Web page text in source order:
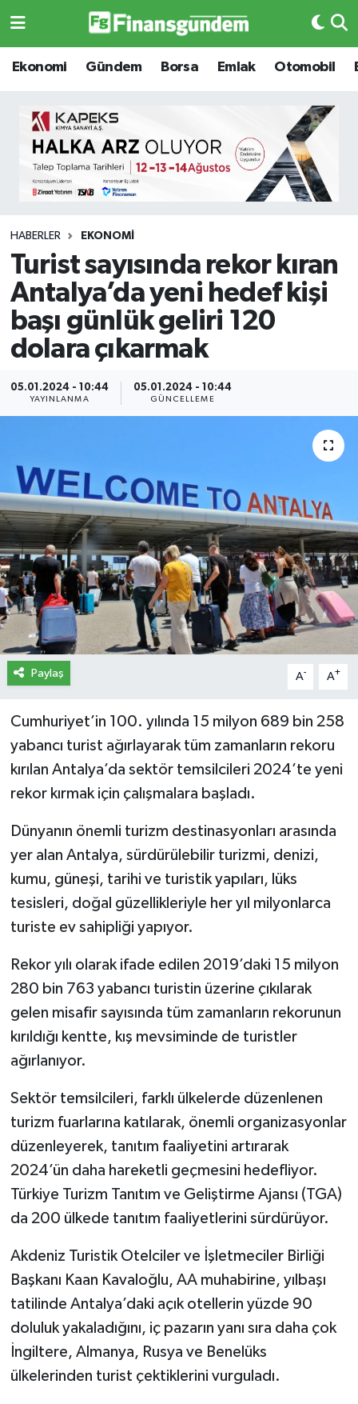
Ekonomi Gündem Borsa Emlak Otomobil
HABERLER EKONOMI
Turist sayısında rekor kıran
Antalya’da yeni hedef kişi
başı günlük geliri 120
dolara çıkarmak
05.01.2024 - 10:44
YAYINLANMA
05.01.2024 - 10:44
GÜNCELLEME
Paylaş A- A+
Cumhuriyet’in 100. yılında 15 milyon 689 bin 258
yabancı turist ağırlayarak tüm zamanların rekoru
kırılan Antalya’da sektör temsilcileri 2024’te yeni
rekor kırmak için çalışmalara başladı.
Dünyanın önemli turizm destinasyonları arasında
yer alan Antalya, sürdürülebilir turizmi, denizi,
kumu, güneşi, tarihi ve turistik yapıları, lüks
tesisleri, doğal güzellikleriyle her yıl milyonlarca
turiste ev sahipliği yapıyor.
Rekor yılı olarak ifade edilen 2019’daki 15 milyon
280 bin 763 yabancı turistin üzerine çıkılarak
gelen misafir sayısında tüm zamanların rekorunun
kırıldığı kentte, kış mevsiminde de turistler
ağırlanıyor.
Sektör temsilcileri, farklı ülkelerde düzenlenen
turizm fuarlarına katılarak, önemli organizasyonlar
düzenleyerek, tanıtım faaliyetini artırarak
2024’ün daha hareketli geçmesini hedefliyor.
Türkiye Turizm Tanıtım ve Geliştirme Ajansı (TGA)
da 200 ülkede tanıtım faaliyetlerini sürdürüyor.
Akdeniz Turistik Otelciler ve İşletmeciler Birliği
Başkanı Kaan Kavaloğlu, AA muhabirine, yılbaşı
tatilinde Antalya’daki açık otellerin yüzde 90
doluluk yakaladığını, iç pazarın yanı sıra daha çok
İngiltere, Almanya, Rusya ve Benelüks
ülkelerinden turist çektiklerini vurguladı.
Ekonomi
Borsa
Emlak
Otomobil
Gizlilik Sözleşmesi
Hakkımızda
İletişim
Yasal Uyarı
Ekonomi
Borsa
Emlak
Emtia
BITCOIN
Yapay Zeka